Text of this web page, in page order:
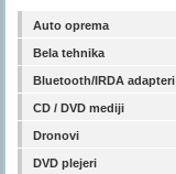
Auto oprema
Bela tehnika
Bluetooth/IRDA adapteri
CD / DVD mediji
Dronovi
DVD plejeri